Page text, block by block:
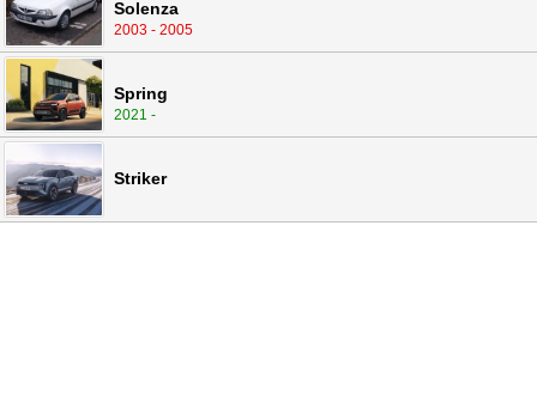
Solenza
2003 - 2005
Spring
2021 -
Striker